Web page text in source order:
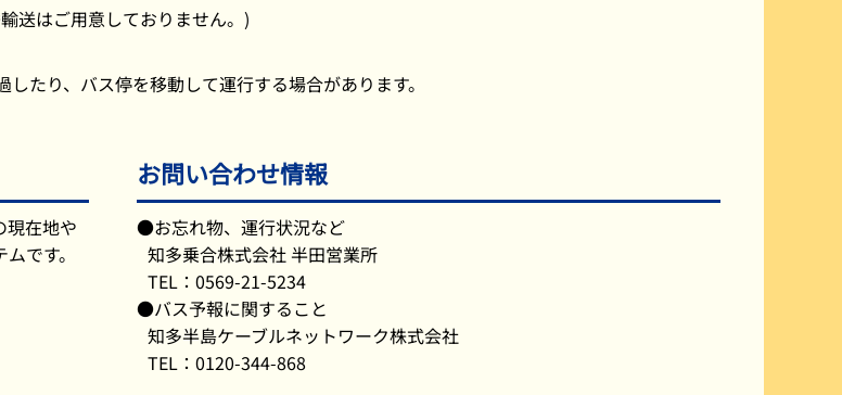
送はご用意しておりません。)
たり、バス停を移動して運行する場合があります。
現在地や
です。
お問い合わせ情報
●お忘れ物、運行状況など
知多乗合株式会社 半田営業所
TEL：0569-21-5234
●バス予報に関すること
知多半島ケーブルネットワーク株式会社
TEL：0120-344-868